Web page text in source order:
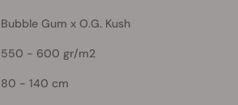
Bubble Gum x O.G. Kush
550 - 600 gr/m2
80 - 140 cm